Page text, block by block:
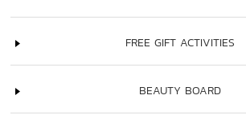
FREE GIFT ACTIVITIES
BEAUTY BOARD